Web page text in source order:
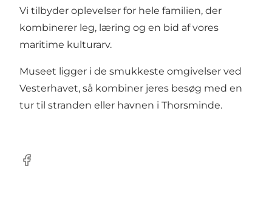
Vi tilbyder oplevelser for hele familien, der
kombinerer leg, læring og en bid af vores
maritime kulturarv.
Museet ligger i de smukkeste omgivelser ved
Vesterhavet, så kombiner jeres besøg med en
tur til stranden eller havnen i Thorsminde.
Facebook